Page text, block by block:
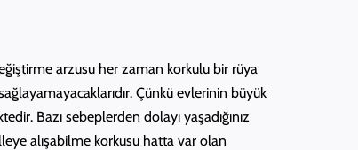
arzusu her zaman korkulu bir rüya
Çünkü evlerinin büyük
Bazı sebeplerden dolayı yaşadığınız
alışabilme korkusu hatta var olan